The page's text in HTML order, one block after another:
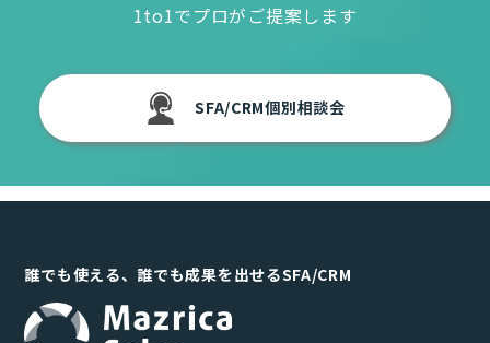
1to1でプロがご提案します
SFA/CRM個別相談会
誰でも使える、誰でも成果を出せるSFA/CRM